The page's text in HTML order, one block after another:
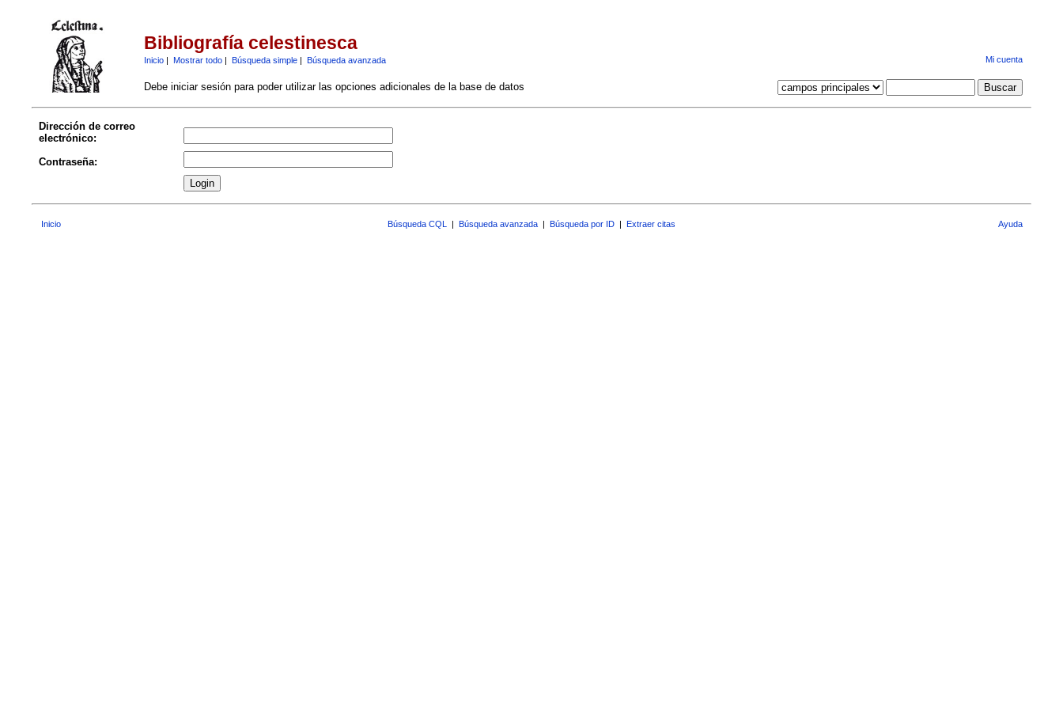
Bibliografía celestinesca
Inicio| Mostrar todo| Búsqueda simple| Búsqueda avanzada Mi cuenta
Debe iniciar sesión para poder utilizar las opciones adicionales de la base de datos
Dirección de correo
electrónico:
Contraseña:
Inicio Búsqueda CQL | Búsqueda avanzada | Búsqueda por ID | Extraer citas Ayuda